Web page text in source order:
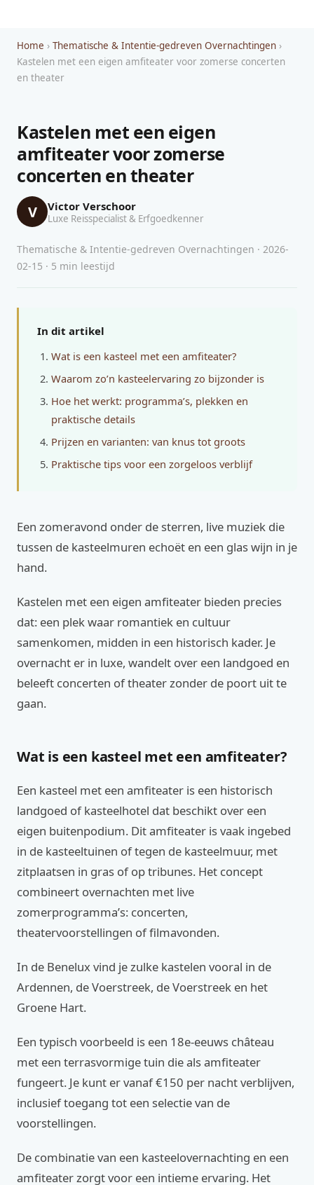
Home › Thematische & Intentie-gedreven Overnachtingen ›
Kastelen met een eigen amfiteater voor zomerse concerten
en theater
Kastelen met een eigen
amfiteater voor zomerse
concerten en theater
V Victor Verschoor
Luxe Reisspecialist & Erfgoedkenner
Thematische & Intentie-gedreven Overnachtingen · 2026-
02-15 · 5 min leestijd
In dit artikel
Wat is een kasteel met een amfiteater?
Waarom zo’n kasteelervaring zo bijzonder is
Hoe het werkt: programma’s, plekken en
praktische details
Prijzen en varianten: van knus tot groots
Praktische tips voor een zorgeloos verblijf
Een zomeravond onder de sterren, live muziek die
tussen de kasteelmuren echoët en een glas wijn in je
hand.
Kastelen met een eigen amfiteater bieden precies
dat: een plek waar romantiek en cultuur
samenkomen, midden in een historisch kader. Je
overnacht er in luxe, wandelt over een landgoed en
beleeft concerten of theater zonder de poort uit te
gaan.
Wat is een kasteel met een amfiteater?
Een kasteel met een amfiteater is een historisch
landgoed of kasteelhotel dat beschikt over een
eigen buitenpodium. Dit amfiteater is vaak ingebed
in de kasteeltuinen of tegen de kasteelmuur, met
zitplaatsen in gras of op tribunes. Het concept
combineert overnachten met live
zomerprogramma’s: concerten,
theatervoorstellingen of filmavonden.
In de Benelux vind je zulke kastelen vooral in de
Ardennen, de Voerstreek, de Voerstreek en het
Groene Hart.
Een typisch voorbeeld is een 18e‑eeuws château
met een terrasvormige tuin die als amfiteater
fungeert. Je kunt er vanaf €150 per nacht verblijven,
inclusief toegang tot een selectie van de
voorstellingen.
De combinatie van een kasteelovernachting en een
amfiteater zorgt voor een intieme ervaring. Het